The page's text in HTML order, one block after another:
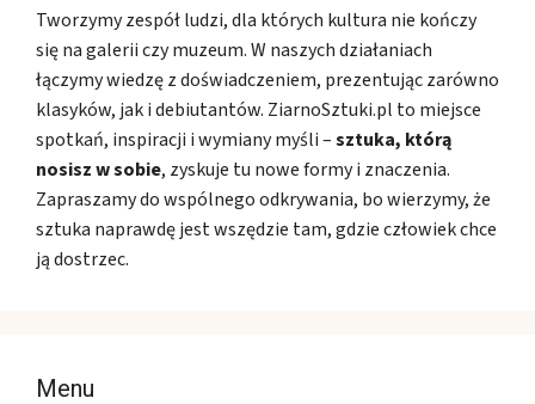
Tworzymy zespół ludzi, dla których kultura nie kończy
się na galerii czy muzeum. W naszych działaniach
łączymy wiedzę z doświadczeniem, prezentując zarówno
klasyków, jak i debiutantów. ZiarnoSztuki.pl to miejsce
spotkań, inspiracji i wymiany myśli –sztuka, którą
nosisz w sobie, zyskuje tu nowe formy i znaczenia.
Zapraszamy do wspólnego odkrywania, bo wierzymy, że
sztuka naprawdę jest wszędzie tam, gdzie człowiek chce
ją dostrzec.
Menu